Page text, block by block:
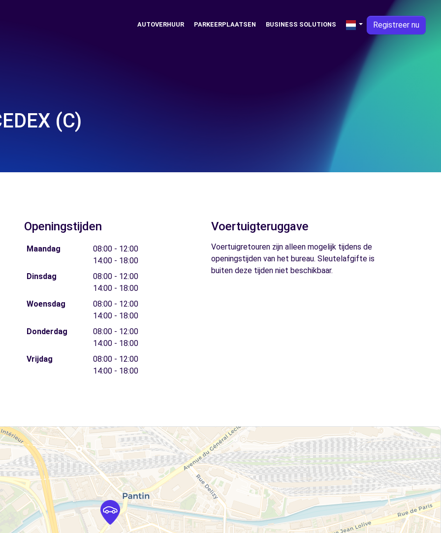
AUTOVERHUUR PARKEERPLAATSEN BUSINESS SOLUTIONS Registreer nu
(C)
Openingstijden
Maandag
08:00 - 12:00
14:00 - 18:00
Dinsdag
08:00 - 12:00
14:00 - 18:00
Woensdag
08:00 - 12:00
14:00 - 18:00
Donderdag
08:00 - 12:00
14:00 - 18:00
Vrijdag
08:00 - 12:00
14:00 - 18:00
Voertuigteruggave
Voertuigretouren zijn alleen mogelijk tijdens de
openingstijden van het bureau. Sleutelafgifte is
buiten deze tijden niet beschikbaar.